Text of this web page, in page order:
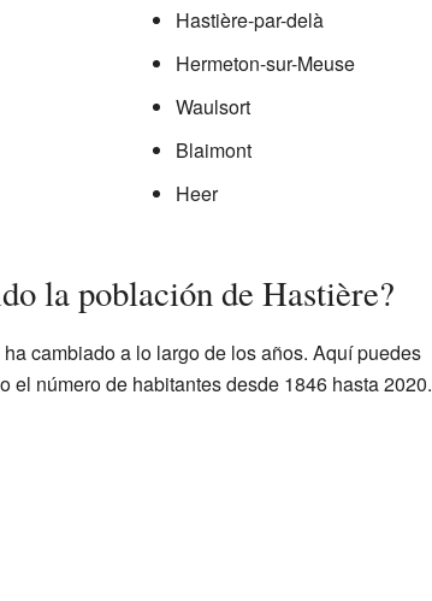
Hastière-par-delà
Hermeton-sur-Meuse
Waulsort
Blaimont
Heer
la población de Hastière?
cambiado a lo largo de los años. Aquí puedes
el número de habitantes desde 1846 hasta 2020.